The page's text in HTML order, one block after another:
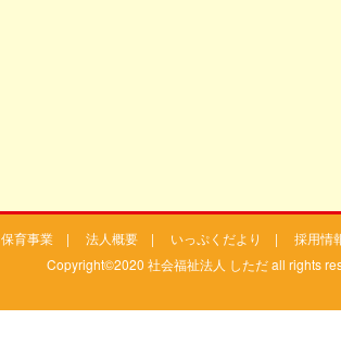
保育事業 | 法人概要 | いっぷくだより | 採用情
Copyright©2020 社会福祉法人 しただ all rights